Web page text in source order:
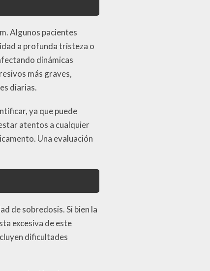
Algunos pacientes
a profunda tristeza o
dinámicas
más graves,
diarias.
ya que puede
atentos a cualquier
Una evaluación
de sobredosis. Si bien la
excesiva de este
dificultades